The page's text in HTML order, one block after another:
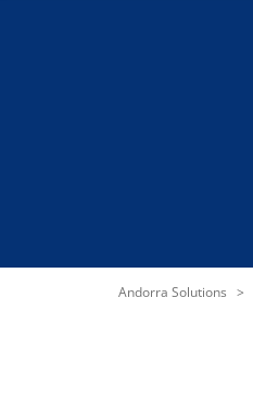
Andorra Solutions >